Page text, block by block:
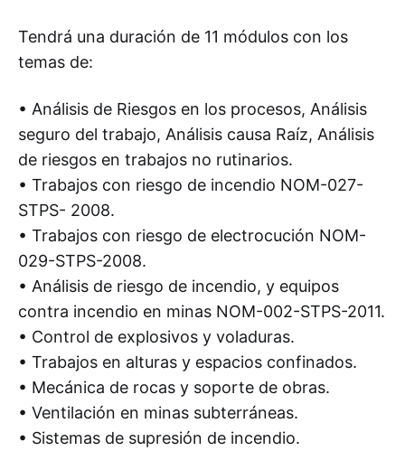
Tendrá una duración de 11 módulos con los
temas de:
• Análisis de Riesgos en los procesos, Análisis
seguro del trabajo, Análisis causa Raíz, Análisis
de riesgos en trabajos no rutinarios.
• Trabajos con riesgo de incendio NOM-027-
STPS- 2008.
• Trabajos con riesgo de electrocución NOM-
029-STPS-2008.
• Análisis de riesgo de incendio, y equipos
contra incendio en minas NOM-002-STPS-2011.
• Control de explosivos y voladuras.
• Trabajos en alturas y espacios confinados.
• Mecánica de rocas y soporte de obras.
• Ventilación en minas subterráneas.
• Sistemas de supresión de incendio.